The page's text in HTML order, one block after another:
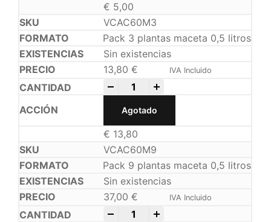
€ 5,00
VCAC60M3
Pack 3 plantas maceta 0,5 litros
Sin existencias
13,80€ IVA Incluido
Agotado
€ 13,80
VCAC60M9
Pack 9 plantas maceta 0,5 litros
Sin existencias
37,00€ IVA Incluido